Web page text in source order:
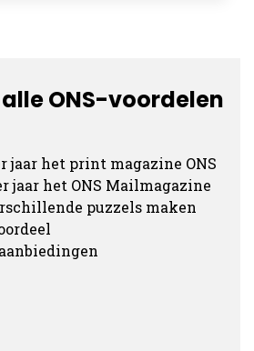
ONS-voordelen
jaar het print magazine ONS
jaar het ONS Mailmagazine
puzzels maken